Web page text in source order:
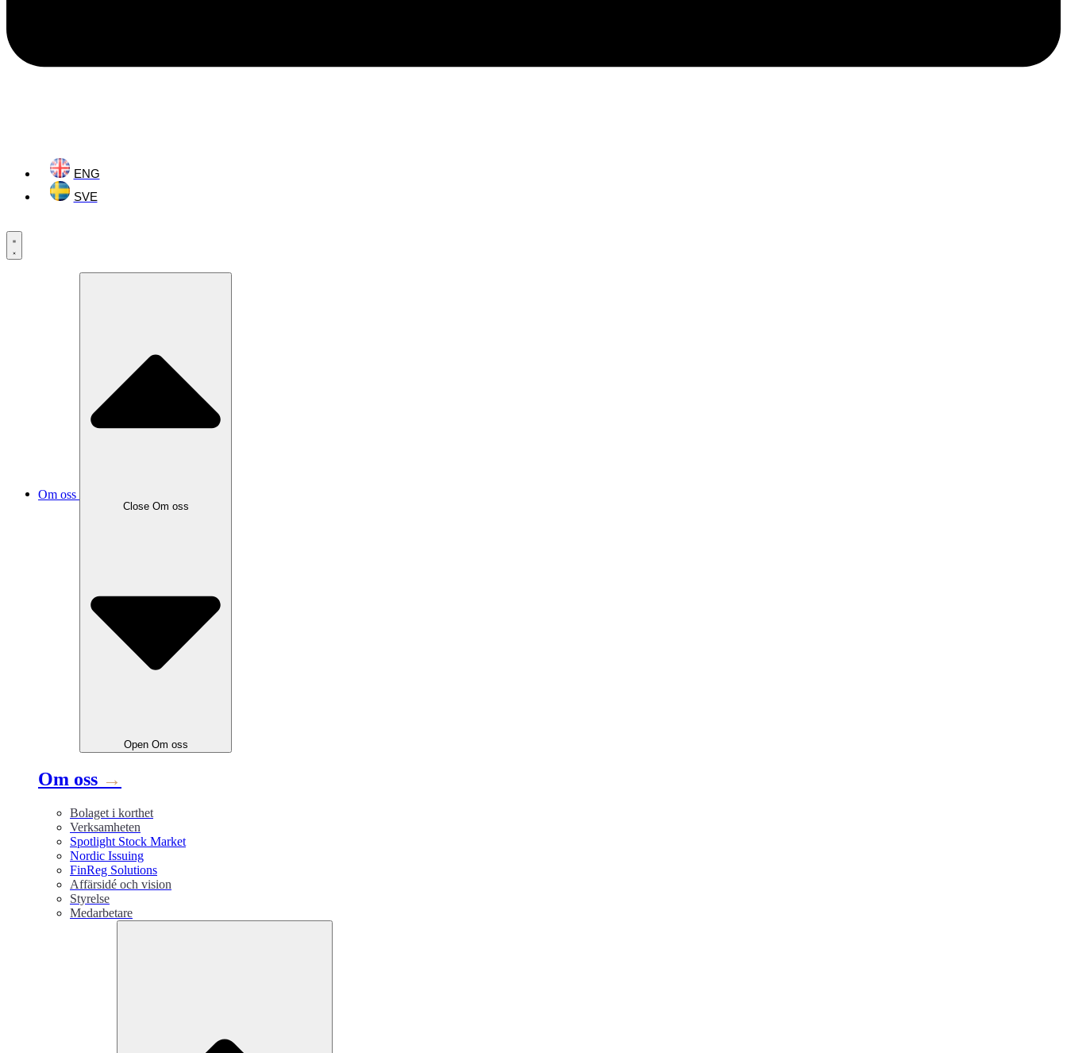
ENG
SVE
Om oss
Close Om oss
Open Om oss
Om oss →
Bolaget i korthet
Verksamheten
Spotlight Stock Market
Nordic Issuing
FinReg Solutions
Affärsidé och vision
Styrelse
Medarbetare